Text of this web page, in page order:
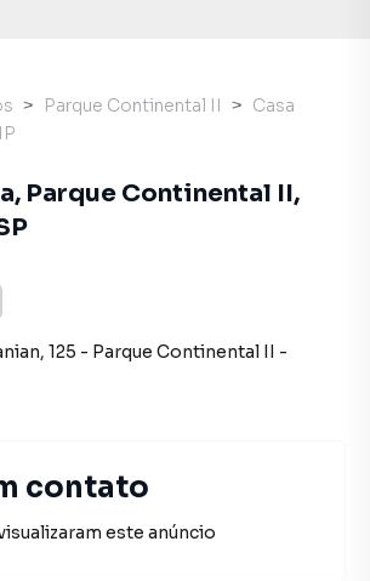
Parque Continental II
Casa
Parque Continental II,
, 125 - Parque Continental II -
contato
este anúncio